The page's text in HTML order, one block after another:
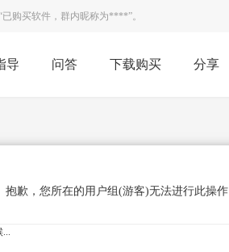
购买软件，群内昵称为****”。
导 问答 下载购买 分享
抱歉，您所在的用户组(游客)无法进行此操作
...